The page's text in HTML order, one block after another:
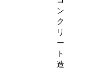
ン
ク
リ
ー
ト
造